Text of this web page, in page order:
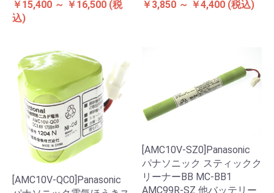
￥15,400 ～ ￥16,500 (税
込)
￥3,850 ～ ￥4,400 (税込)
[AMC10V-QC0]Panasonic
[AMC10V-SZ0]Panasonic
パナソニック スティックク
リーナーBB MC-BB1
AMC99R-SZ 他バッテリー